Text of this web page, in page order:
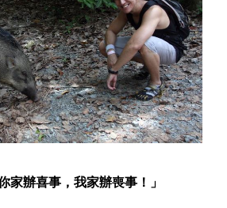
家辦喜事，我家辦喪事！」